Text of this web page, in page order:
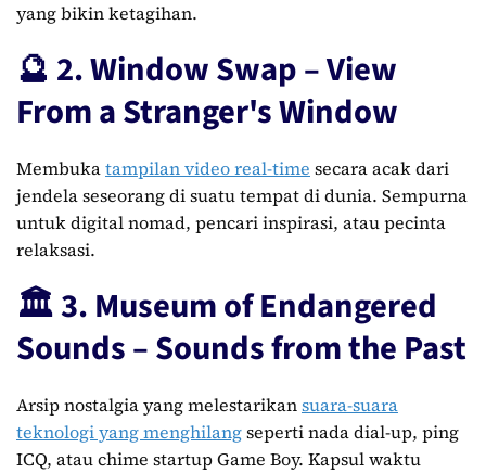
yang bikin ketagihan.
🔮 2. Window Swap – View
From a Stranger's Window
Membukatampilan video real-time secara acak dari
jendela seseorang di suatu tempat di dunia. Sempurna
untuk digital nomad, pencari inspirasi, atau pecinta
relaksasi.
🏛️ 3. Museum of Endangered
Sounds – Sounds from the Past
Arsip nostalgia yang melestarikansuara-suara
teknologi yang menghilangseperti nada dial-up, ping
ICQ, atau chime startup Game Boy. Kapsul waktu